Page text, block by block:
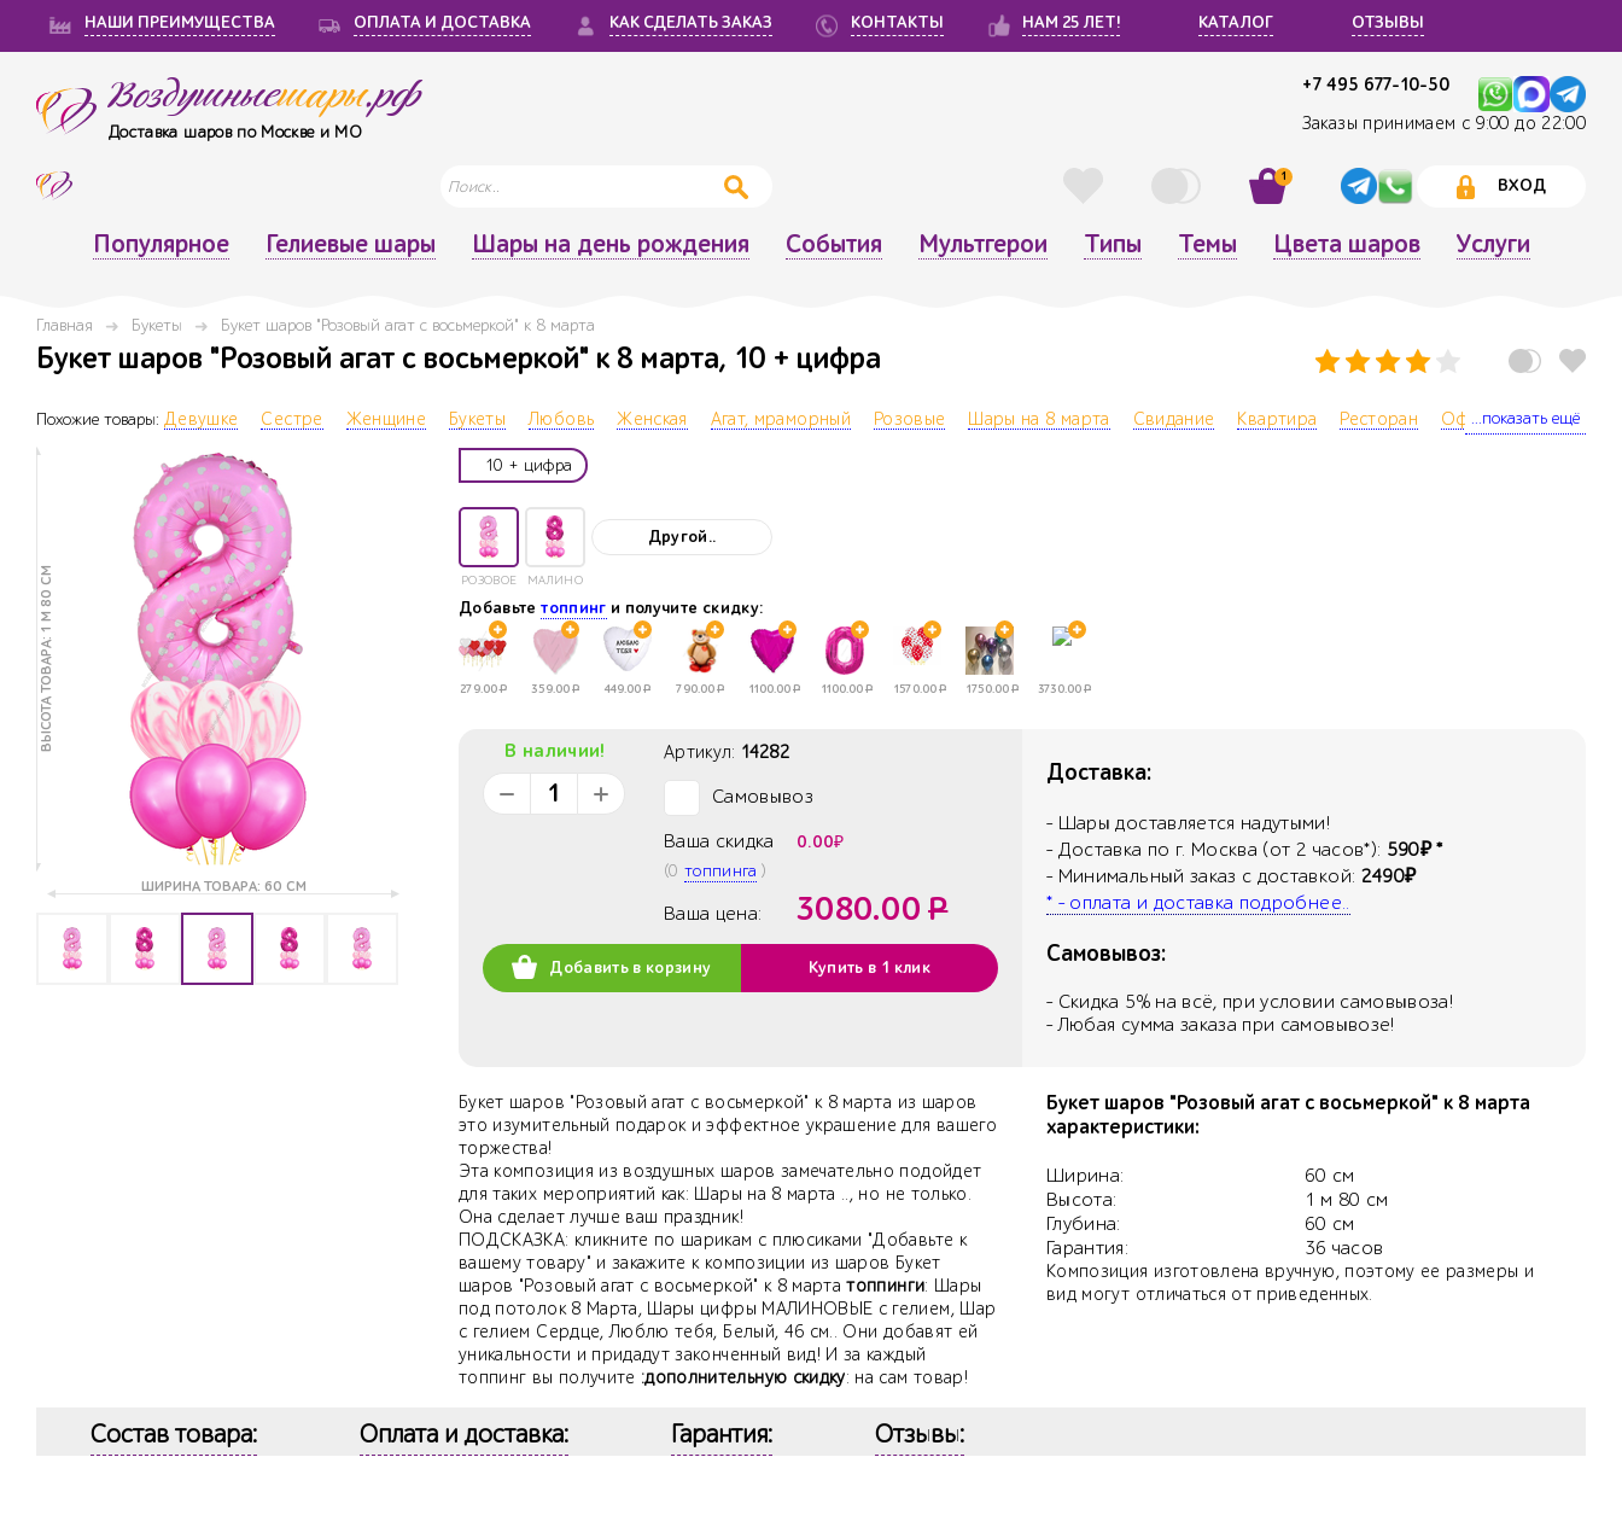
НАШИ ПРЕИМУЩЕСТВА ОПЛАТА И ДОСТАВКА КАК СДЕЛАТЬ ЗАКАЗ КОНТАКТЫ НАМ 25 ЛЕТ! КАТАЛОГ ОТЗЫВЫ
Воздушныешары.рф
Доставка шаров по Москве и МО
+7 495 677-10-50
Заказы принимаем с 9:00 до 22:00
1
ВХОД
Популярное Гелиевые шары Шары на день рождения События Мультгерои Типы Темы Цвета шаров Услуги
Главная Букеты Букет шаров "Розовый агат с восьмеркой" к 8 марта
Букет шаров "Розовый агат с восьмеркой" к 8 марта, 10 + цифра
...показать ещё
Похожие товары: Девушке Сестре Женщине Букеты Любовь Женская Агат, мраморный Розовые Шары на 8 марта Свидание Квартира Ресторан Офис
ВЫСОТА ТОВАРА: 1 М 80 СМ
ШИРИНА ТОВАРА: 60 СМ
10 + цифра
РОЗОВОЕ МАЛИНОВОЕ
Другой..
Добавьтетоппинг и получите скидку:
279.00Р 359.00Р 449.00Р 790.00Р 1100.00Р 1100.00Р 1570.00Р 1750.00Р 3730.00Р
В наличии! Артикул: 14282
Самовывоз
Ваша скидка 0.00₽
(0 топпинга )
Ваша цена: 3080.00 Р
Добавить в корзину Купить в 1 клик
Доставка:
- Шары доставляется надутыми!
- Доставка по г. Москва (от 2 часов*): 590₽ *
- Минимальный заказ с доставкой: 2490₽
* - оплата и доставка подробнее..
Самовывоз:
- Скидка 5% на всё, при условии самовывоза!
- Любая сумма заказа при самовывозе!
Букет шаров "Розовый агат с восьмеркой" к 8 марта из шаров
это изумительный подарок и эффектное украшение для вашего
торжества!
Эта композиция из воздушных шаров замечательно подойдет
для таких мероприятий как: Шары на 8 марта .., но не только.
Она сделает лучше ваш праздник!
ПОДСКАЗКА: кликните по шарикам с плюсиками "Добавьте к
вашему товару" и закажите к композиции из шаров Букет
шаров "Розовый агат с восьмеркой" к 8 мартатоппинги: Шары
под потолок 8 Марта, Шары цифры МАЛИНОВЫЕ с гелием, Шар
с гелием Сердце, Люблю тебя, Белый, 46 см.. Они добавят ей
уникальности и придадут законченный вид! И за каждый
топпинг вы получите :дополнительную скидку: на сам товар!
Букет шаров "Розовый агат с восьмеркой" к 8 марта
характеристики:
Ширина:
Высота:
Глубина:
Гарантия:
60 см
1 м 80 см
60 см
36 часов
Композиция изготовлена вручную, поэтому ее размеры и
вид могут отличаться от приведенных.
Состав товара: Оплата и доставка: Гарантия: Отзывы: